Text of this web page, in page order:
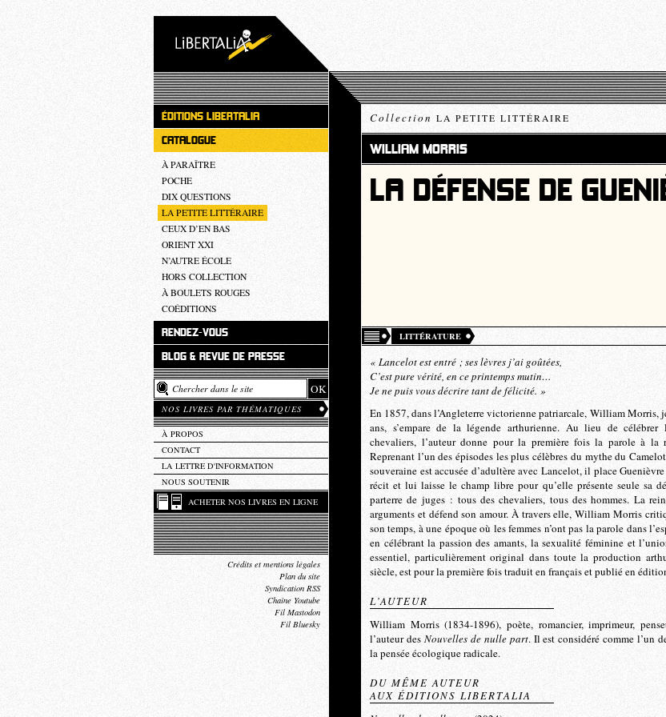
ÉDITIONS LIBERTALIA
CATALOGUE
À PARAÎTRE
POCHE
DIX QUESTIONS
LA PETITE LITTÉRAIRE
CEUX D’EN BAS
ORIENT XXI
N’AUTRE ÉCOLE
HORS COLLECTION
À BOULETS ROUGES
COÉDITIONS
RENDEZ-VOUS
BLOG & REVUE DE PRESSE
NOS LIVRES PAR THÉMATIQUES
À PROPOS
CONTACT
LA LETTRE D'INFORMATION
NOUS SOUTENIR
ACHETER NOS LIVRES EN LIGNE
Crédits et mentions légales
Plan du site
Syndication RSS
Chaîne Youtube
Fil Mastodon
Fil Bluesky
Collection LA PETITE LITTÉRAIRE
WILLIAM MORRIS
LA DÉFENSE DE
LITTÉRATURE
« Lancelot est entré ; ses lèvres j’ai goûtées,
C’est pure vérité, en ce printemps mutin…
Je ne puis vous décrire tant de félicité. »
En 1857, dans l’Angleterre victorienne patriarcale, William Morris,
ans, s’empare de la légende arthurienne. Au lieu de célébrer
chevaliers, l’auteur donne pour la première fois la parole à la
Reprenant l’un des épisodes les plus célèbres du mythe du
souveraine est accusée d’adultère avec Lancelot, il place
récit et lui laisse le champ libre pour qu’elle présente seule sa
parterre de juges : tous des chevaliers, tous des hommes. La
arguments et défend son amour. À travers elle, William Morris
son temps, à une époque où les femmes n’ont pas la parole dans
en célébrant la passion des amants, la sexualité féminine et
essentiel, particulièrement original dans toute la production
siècle, est pour la première fois traduit en français et publié en
L’AUTEUR
William Morris (1834-1896), poète, romancier, imprimeur,
l’auteur desNouvelles de nulle part. Il est considéré comme l’un
la pensée écologique radicale.
DU MÊME AUTEUR
AUX ÉDITIONS LIBERTALIA